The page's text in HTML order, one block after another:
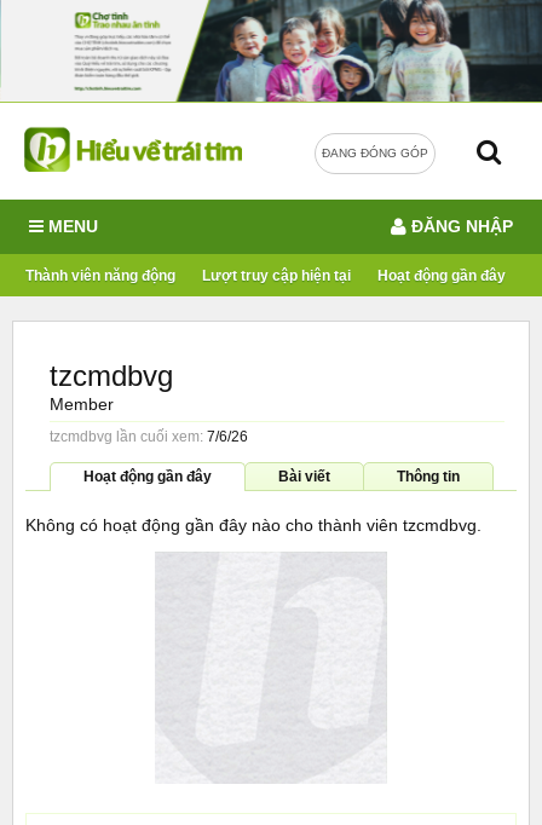
ĐANG ĐÓNG GÓP
MENU
Thành viên năng động Lượt truy cập hiện tại Hoạt động gần đây
ĐĂNG NHẬP
tzcmdbvg
Member
tzcmdbvg lần cuối xem: 7/6/26
Hoạt động gần đây Bài viết Thông tin
Không có hoạt động gần đây nào cho thành viên tzcmdbvg.